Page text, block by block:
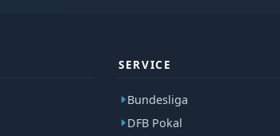
SERVICE
Bundesliga
DFB Pokal